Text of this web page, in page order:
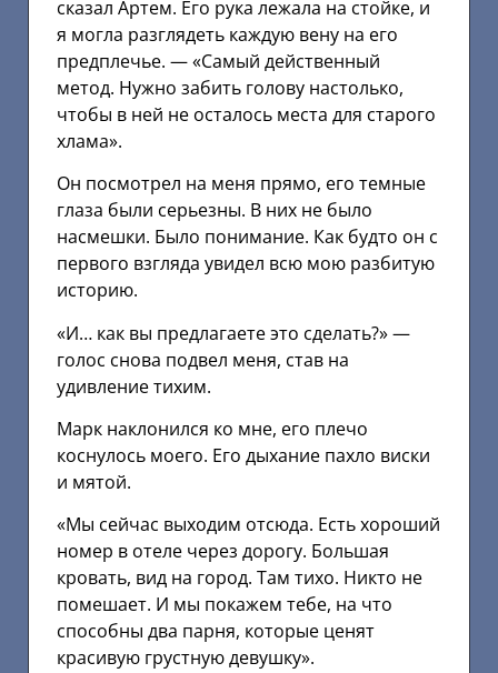
сказал Артем. Его рука лежала на стойке, и
я могла разглядеть каждую вену на его
предплечье. — «Самый действенный
метод. Нужно забить голову настолько,
чтобы в ней не осталось места для старого
хлама».
Он посмотрел на меня прямо, его темные
глаза были серьезны. В них не было
насмешки. Было понимание. Как будто он с
первого взгляда увидел всю мою разбитую
историю.
«И… как вы предлагаете это сделать?» —
голос снова подвел меня, став на
удивление тихим.
Марк наклонился ко мне, его плечо
коснулось моего. Его дыхание пахло виски
и мятой.
«Мы сейчас выходим отсюда. Есть хороший
номер в отеле через дорогу. Большая
кровать, вид на город. Там тихо. Никто не
помешает. И мы покажем тебе, на что
способны два парня, которые ценят
красивую грустную девушку».